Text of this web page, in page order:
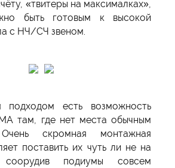
«твитеры на максималках»,
быть готовым к высокой
с НЧ/СЧ звеном.
есть возможность
там, где нет места обычным
скромная монтажная
поставить их чуть ли не на
соорудив подиумы совсем